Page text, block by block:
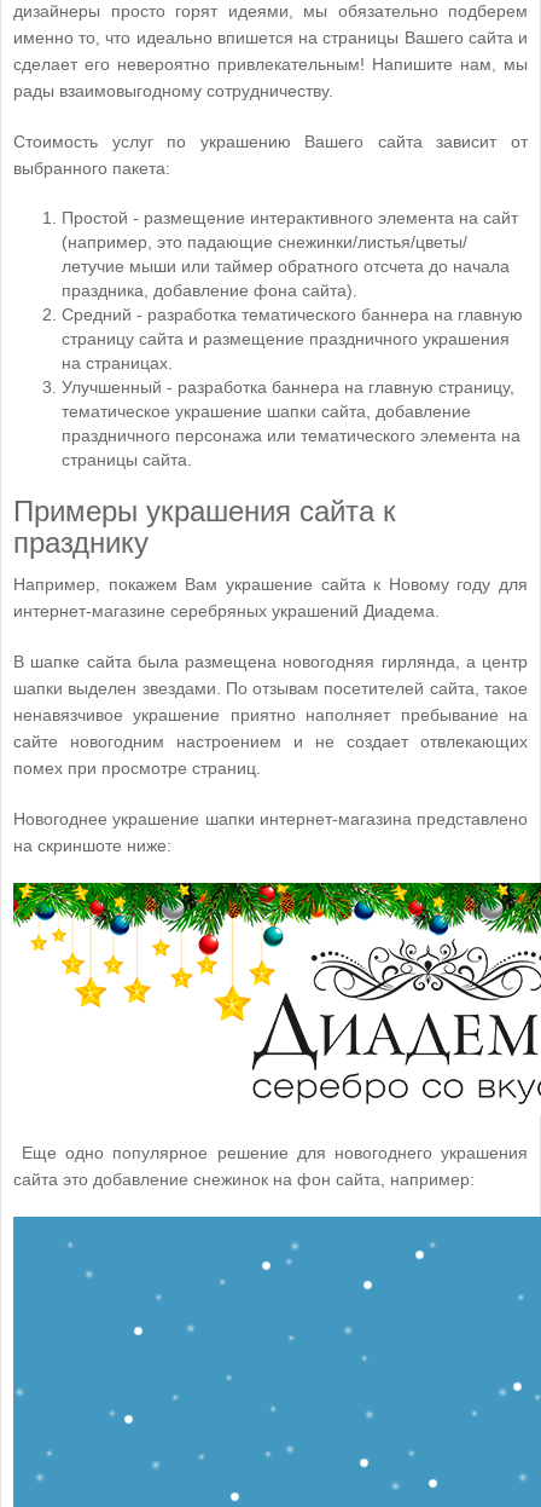
дизайнеры просто горят идеями, мы обязательно подберем
именно то, что идеально впишется на страницы Вашего сайта и
сделает его невероятно привлекательным! Напишите нам, мы
рады взаимовыгодному сотрудничеству.
Стоимость услуг по украшению Вашего сайта зависит от
выбранного пакета:
Простой - размещение интерактивного элемента на сайт
(например, это падающие снежинки/листья/цветы/
летучие мыши или таймер обратного отсчета до начала
праздника, добавление фона сайта).
Средний - разработка тематического баннера на главную
страницу сайта и размещение праздничного украшения
на страницах.
Улучшенный - разработка баннера на главную страницу,
тематическое украшение шапки сайта, добавление
праздничного персонажа или тематического элемента на
страницы сайта.
Примеры украшения сайта к
празднику
Например, покажем Вам украшение сайта к Новому году для
интернет-магазине серебряных украшений Диадема.
В шапке сайта была размещена новогодняя гирлянда, а центр
шапки выделен звездами. По отзывам посетителей сайта, такое
ненавязчивое украшение приятно наполняет пребывание на
сайте новогодним настроением и не создает отвлекающих
помех при просмотре страниц.
Новогоднее украшение шапки интернет-магазина представлено
на скриншоте ниже:
Еще одно популярное решение для новогоднего украшения
сайта это добавление снежинок на фон сайта, например: